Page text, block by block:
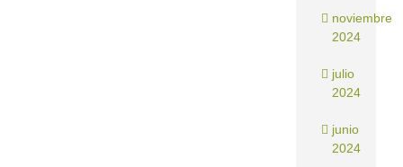
noviembre
2024
julio
2024
junio
2024